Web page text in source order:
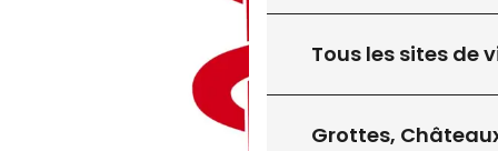
Tous les sites de
Grottes,